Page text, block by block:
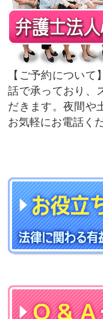
ご予約について
話で承っており、
だきます。夜間や
お気軽にお電話く